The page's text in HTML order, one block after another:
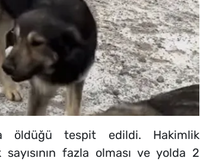
öldüğü tespit edildi. Hakimlik
fazla olması ve yolda 2